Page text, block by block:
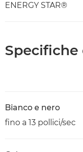
ENERGY STAR®
Specifiche
Bianco e nero
fino a 13 pollici/sec